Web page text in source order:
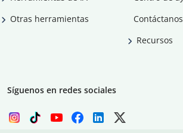
Otras herramientas
Contáctanos
Recursos
Síguenos en redes sociales